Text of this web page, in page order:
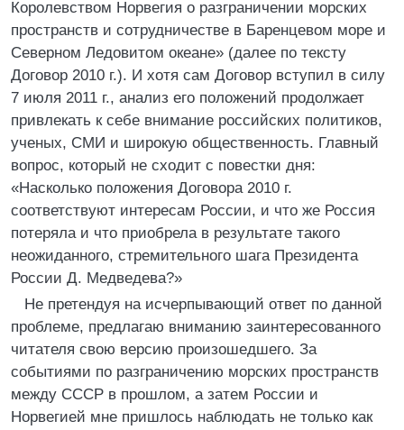
Королевством Норвегия о разграничении морских
пространств и сотрудничестве в Баренцевом море и
Северном Ледовитом океане» (далее по тексту
Договор 2010 г.). И хотя сам Договор вступил в силу
7 июля 2011 г., анализ его положений продолжает
привлекать к себе внимание российских политиков,
ученых, СМИ и широкую общественность. Главный
вопрос, который не сходит с повестки дня:
«Насколько положения Договора 2010 г.
соответствуют интересам России, и что же Россия
потеряла и что приобрела в результате такого
неожиданного, стремительного шага Президента
России Д. Медведева?»
Не претендуя на исчерпывающий ответ по данной
проблеме, предлагаю вниманию заинтересованного
читателя свою версию произошедшего. За
событиями по разграничению морских пространств
между СССР в прошлом, а затем России и
Норвегией мне пришлось наблюдать не только как